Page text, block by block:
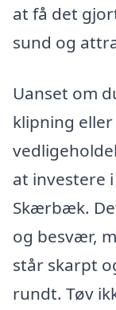
at få det
sund og
Uanset om
klipning
at investere
Skærbæk.
og besvær,
står skarpt
rundt. Tøv